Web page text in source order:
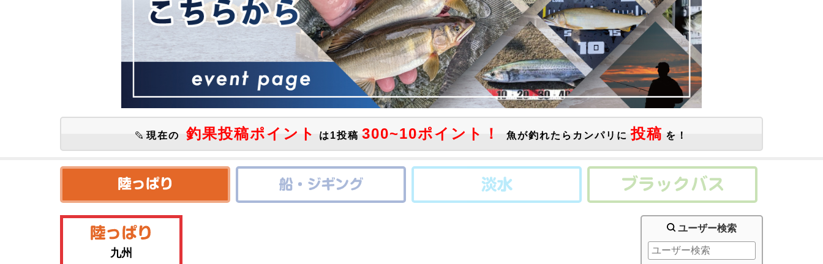
現在の 釣果投稿ポイント は1投稿 300~10ポイント！ 魚が釣れたらカンパリに 投稿 を！
九州
ユーザー検索